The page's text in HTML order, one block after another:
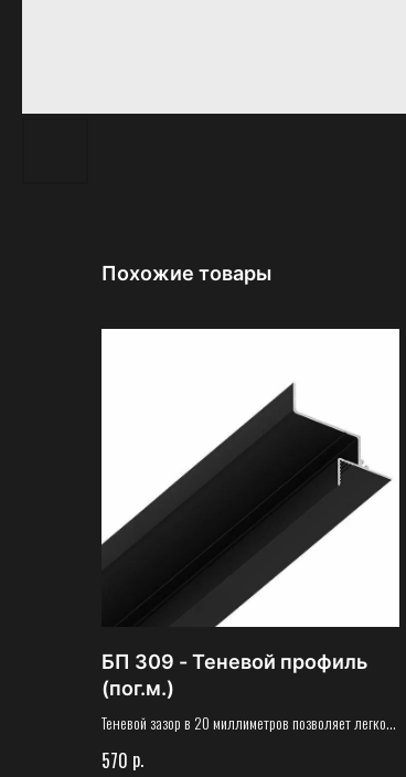
Похожие товары
БП 309 - Теневой профиль
(пог.м.)
Теневой зазор в 20 миллиметров позволяет легко
обои или перекрасив стены
570 р.